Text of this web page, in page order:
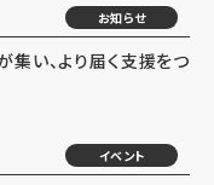
お知らせ
集い、より届く支援をつ
イベント